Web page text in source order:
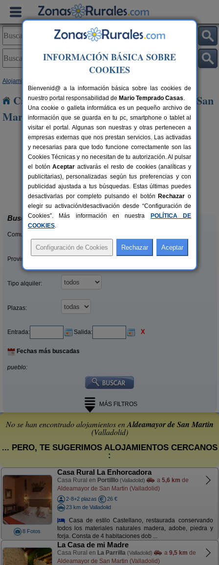
Alojamientos
Casas Rurales cerca de Aldeamayor de San
Martin
4+1 pers.
desde18 €
Casa Rural Roca Pintada
Castrodeza (Valladolid)
Buscar
Comunidades:
Provincias/Islas:
Tipo alquiler:
Plazas:
Entrada: Salida: X
Fechas más buscadas
pueblo:
MÁS FILTROS
No se han encontrado alojamientos enAldeamayor de San Martin
(Valladolid)
... PERO, TE SUGERIMOS ALOJAMIENTOS CERCANOS
:
8 Fotos
Casa Rural La Enhorcadora
Casa Rural en Portilllo (Valladolid) a 5,6 km de
Aldeamayor de San Martin (Valladolid)
2-8+2 plazas
26 €
23 km de Valladolid
Casa de estilo Castellano, restaurada conservando
todos los materiales naturales madera, adobe, piedra y
forja. Consta de 4 habitaciones dob ...
La Casa de mi Madre
Casa Rural en La Parrilla (Valladolid) a 9,5 km de
Aldeamayor de San Martin (Valladolid)
INFORMACIÓN BÁSICA SOBRE
COOKIES
Bienvenid@ a la información básica sobre las cookies de
nuestro portal responsabilidad de Mario Temprado Casas.
Una cookie o galleta informática es un pequeño archivo de
información que se guarda en tu pc, smartphone o tablet al
visitar el portal. Algunas son nuestras y otras pertenecen a
empresas externas que nos prestan servicios. Las activadas
y necesarias para que todo funcione correctamente son las
Cookies Técnicas y no necesitan de tu autorización. Al pulsar
el botónAceptar activarás el resto de cookies (analíticas y
publicitarias), personalizadas según tus preferencias y con
publicidad ajustada a tus búsquedas. Estas últimas puedes
desactivarlas por completo pulsando el botón Rechazar o
elegir su activación/desactivación desde “Configuración de
Cookies”. Más información en nuestra
POLÍTICA DE
COOKIES.